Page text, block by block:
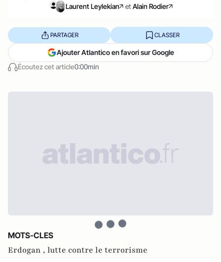
Laurent Leylekian et Alain Rodier
Écoutez cet article0:00min
PARTAGER CLASSER
Ajouter Atlantico en favori sur Google
MOTS-CLES
Erdogan , lutte contre le terrorisme